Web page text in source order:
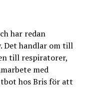
har redan
Det handlar om till
till respiratorer,
med
hos Bris för att